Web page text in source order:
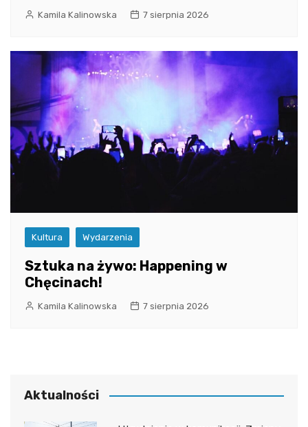
Kamila Kalinowska 7 sierpnia 2026
Kultura Wydarzenia
Sztuka na żywo: Happening w
Chęcinach!
Kamila Kalinowska 7 sierpnia 2026
Aktualności